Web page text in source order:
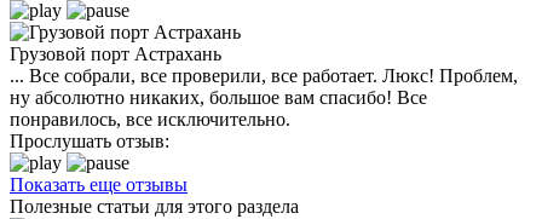
Грузовой порт Астрахань
... Все собрали, все проверили, все работает. Люкс! Проблем,
ну абсолютно никаких, большое вам спасибо! Все
понравилось, все исключительно.
Прослушать отзыв:
Показать еще отзывы
Полезные статьи для этого раздела